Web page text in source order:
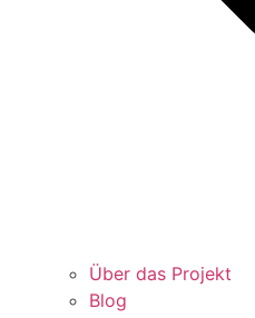
Über das Projekt
Blog